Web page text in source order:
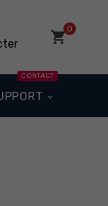
0
CONTACT